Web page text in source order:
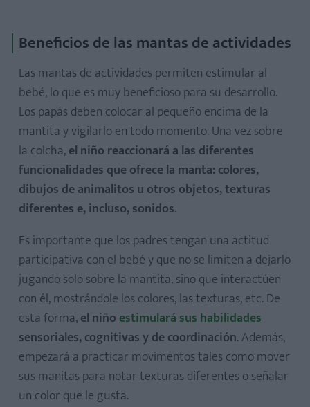
Beneficios de las mantas de actividades
Las mantas de actividades permiten estimular al
bebé, lo que es muy beneficioso para su desarrollo.
Los papás deben colocar al pequeño encima de la
mantita y vigilarlo en todo momento. Una vez sobre
la colcha,el niño reaccionará a las diferentes
funcionalidades que ofrece la manta: colores,
dibujos de animalitos u otros objetos, texturas
diferentes e, incluso, sonidos.
Es importante que los padres tengan una actitud
participativa con el bebé y que no se limiten a dejarlo
jugando solo sobre la mantita, sino que interactúen
con él, mostrándole los colores, las texturas, etc. De
esta forma,el niñoestimulará sus habilidades
sensoriales, cognitivas y de coordinación. Además,
empezará a practicar movimentos tales como mover
sus manitas para notar texturas diferentes o señalar
un color que le gusta.